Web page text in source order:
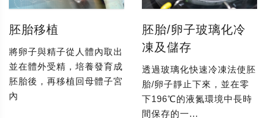
胚胎移植
將卵子與精子從人體內取出
並在體外受精，培養發育成
胚胎後，再移植回母體子宮
內
胚胎/卵子玻璃化冷
凍及儲存
透過玻璃化快速冷凍法使胚
胎/卵子靜止下來，並在零
下196℃的液氮環境中長時
間保存的一...